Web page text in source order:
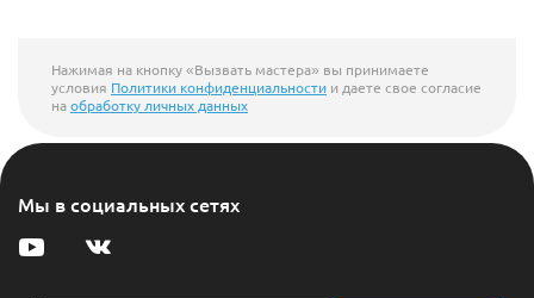
Нажимая на кнопку «Вызвать мастера» вы принимаете
условия Политики конфиденциальности и даете свое согласие
наобработку личных данных
Мы в социальных сетях